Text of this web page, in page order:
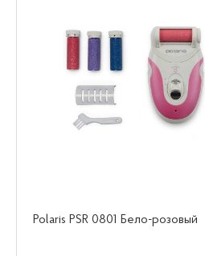
Polaris PSR 0801 Бело-розовый